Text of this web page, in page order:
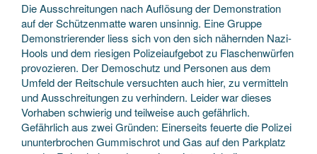
Die Ausschreitungen nach Auflösung der Demonstration
auf der Schützenmatte waren unsinnig. Eine Gruppe
Demonstrierender liess sich von den sich nähernden Nazi-
Hools und dem riesigen Polizeiaufgebot zu Flaschenwürfen
provozieren. Der Demoschutz und Personen aus dem
Umfeld der Reitschule versuchten auch hier, zu vermitteln
und Ausschreitungen zu verhindern. Leider war dieses
Vorhaben schwierig und teilweise auch gefährlich.
Gefährlich aus zwei Gründen: Einerseits feuerte die Polizei
ununterbrochen Gummischrot und Gas auf den Parkplatz